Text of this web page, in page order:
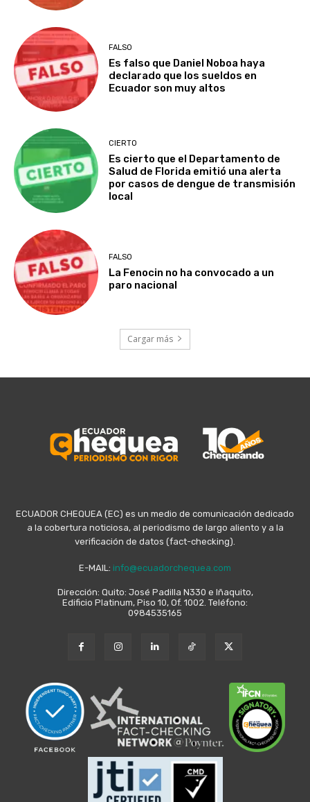
FALSO
Es falso que Daniel Noboa haya
declarado que los sueldos en
Ecuador son muy altos
CIERTO
Es cierto que el Departamento de
Salud de Florida emitió una alerta
por casos de dengue de transmisión
local
FALSO
La Fenocin no ha convocado a un
paro nacional
Cargar más
ECUADOR CHEQUEA (EC) es un medio de comunicación dedicado
a la cobertura noticiosa, al periodismo de largo aliento y a la
verificación de datos (fact-checking).
E-MAIL: info@ecuadorchequea.com
Dirección: Quito: José Padilla N330 e Iñaquito,
Edificio Platinum, Piso 10, Of. 1002. Teléfono:
0984535165